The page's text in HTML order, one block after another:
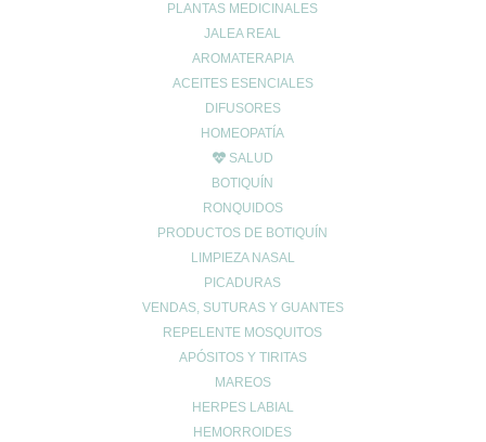
PLANTAS MEDICINALES
JALEA REAL
AROMATERAPIA
ACEITES ESENCIALES
DIFUSORES
HOMEOPATÍA
SALUD
BOTIQUÍN
RONQUIDOS
PRODUCTOS DE BOTIQUÍN
LIMPIEZA NASAL
PICADURAS
VENDAS, SUTURAS Y GUANTES
REPELENTE MOSQUITOS
APÓSITOS Y TIRITAS
MAREOS
HERPES LABIAL
HEMORROIDES